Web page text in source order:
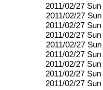
2011/02/27 Sun
2011/02/27 Sun
2011/02/27 Sun
2011/02/27 Sun
2011/02/27 Sun
2011/02/27 Sun
2011/02/27 Sun
2011/02/27 Sun
2011/02/27 Sun